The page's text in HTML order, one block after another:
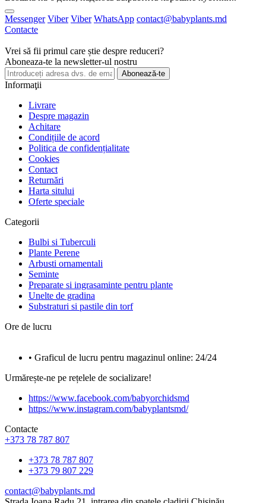
Messenger Viber Viber WhatsApp contact@babyplants.md
Contacte
Vrei să fii primul care știe despre reduceri?
Aboneaza-te la newsletter-ul nostru
Abonează-te
Informaţii
Livrare
Despre magazin
Achitare
Condițiile de acord
Politica de confidențialitate
Cookies
Contact
Returnări
Harta sitului
Oferte speciale
Categorii
Bulbi si Tuberculi
Plante Perene
Arbusti ornamentali
Seminte
Preparate si ingrasaminte pentru plante
Unelte de gradina
Substraturi si pastile din torf
Ore de lucru
• Graficul de lucru pentru magazinul online: 24/24
Urmărește-ne pe rețelele de socializare!
https://www.facebook.com/babyorchidsmd
https://www.instagram.com/babyplantsmd/
Contacte
+373 78 787 807
+373 78 787 807
+373 79 807 229
contact@babyplants.md